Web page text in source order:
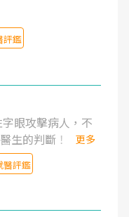
評鑑
眼攻擊病人，不
生的判斷！
更多
醫評鑑